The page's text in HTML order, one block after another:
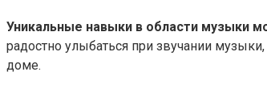
Уникальные навыки в области музыки
радостно улыбаться при звучании
доме.